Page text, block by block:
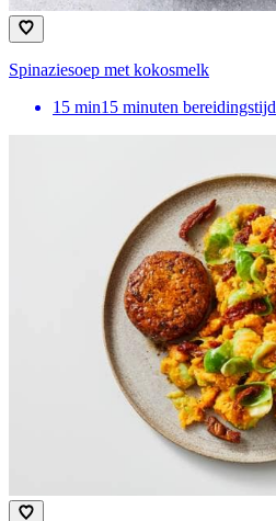
Spinaziesoep met kokosmelk
15 min15 minuten bereidingstijd